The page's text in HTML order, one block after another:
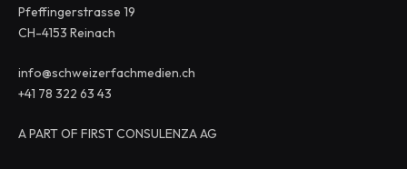
Pfeffingerstrasse 19
CH-4153 Reinach
info@schweizerfachmedien.ch
+41 78 322 63 43
A PART OF FIRST CONSULENZA AG